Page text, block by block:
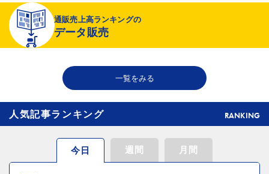
2026年08月06日 19:01
〈注目企業のEC戦略〉 イズミセが豊富な品揃えで差別化、酒類ECでモ
ール軸に50店展開
2026年08月06日 18:50
THE RICHが149の温浴施設で広告、都内29店舗で製品導入
通販売上高ランキングの
データ販売
一覧をみる
人気記事ランキング RANKING
今日 週間 月間